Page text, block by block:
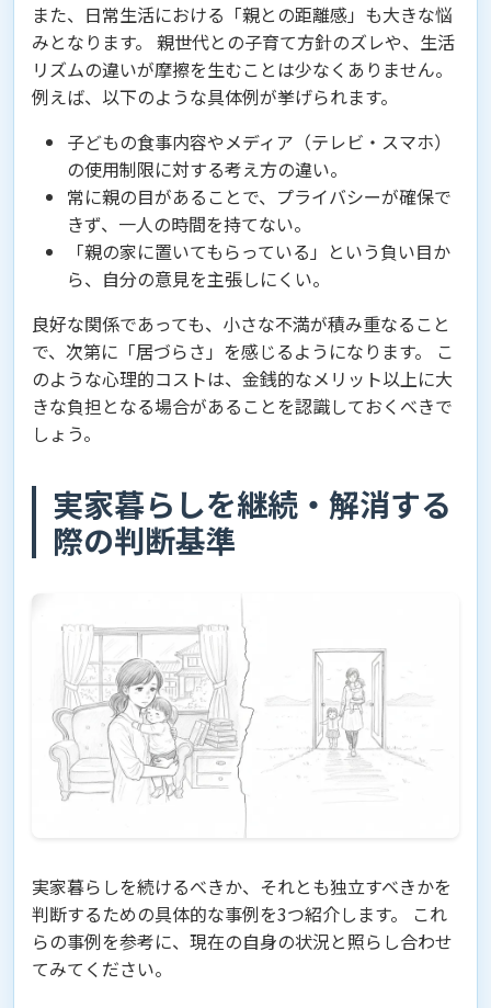
また、日常生活における「親との距離感」も大きな悩
みとなります。 親世代との子育て方針のズレや、生活
リズムの違いが摩擦を生むことは少なくありません。
例えば、以下のような具体例が挙げられます。
子どもの食事内容やメディア（テレビ・スマホ）
の使用制限に対する考え方の違い。
常に親の目があることで、プライバシーが確保で
きず、一人の時間を持てない。
「親の家に置いてもらっている」という負い目か
ら、自分の意見を主張しにくい。
良好な関係であっても、小さな不満が積み重なること
で、次第に「居づらさ」を感じるようになります。 こ
のような心理的コストは、金銭的なメリット以上に大
きな負担となる場合があることを認識しておくべきで
しょう。
実家暮らしを継続・解消する
際の判断基準
実家暮らしを続けるべきか、それとも独立すべきかを
判断するための具体的な事例を3つ紹介します。 これ
らの事例を参考に、現在の自身の状況と照らし合わせ
てみてください。